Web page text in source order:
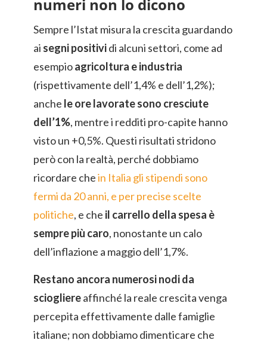
numeri non lo dicono
Sempre l’Istat misura la crescita guardando
ai segni positividi alcuni settori, come ad
esempioagricoltura e industria
(rispettivamente dell’1,4% e dell’1,2%);
anche le ore lavorate sono cresciute
dell’1%, mentre i redditi pro-capite hanno
visto un +0,5%. Questi risultati stridono
però con la realtà, perché dobbiamo
ricordare chein Italia gli stipendi sono
fermi da 20 anni, e per precise scelte
politiche, e che il carrello della spesa è
sempre più caro, nonostante un calo
dell’inflazione a maggio dell’1,7%.
Restano ancora numerosi nodi da
sciogliereaffinché la reale crescita venga
percepita effettivamente dalle famiglie
italiane; non dobbiamo dimenticare che